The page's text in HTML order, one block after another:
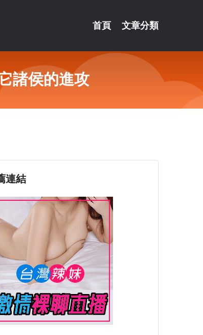
首頁 文章分類
諸侯的進攻
連結